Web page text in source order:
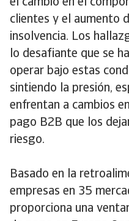
el cambio en el
clientes y el aumento
insolvencia. Los
lo desafiante que se
operar bajo estas
sintiendo la presión,
enfrentan a cambios
pago B2B que los
riesgo.
Basado en la
empresas en 35
proporciona una